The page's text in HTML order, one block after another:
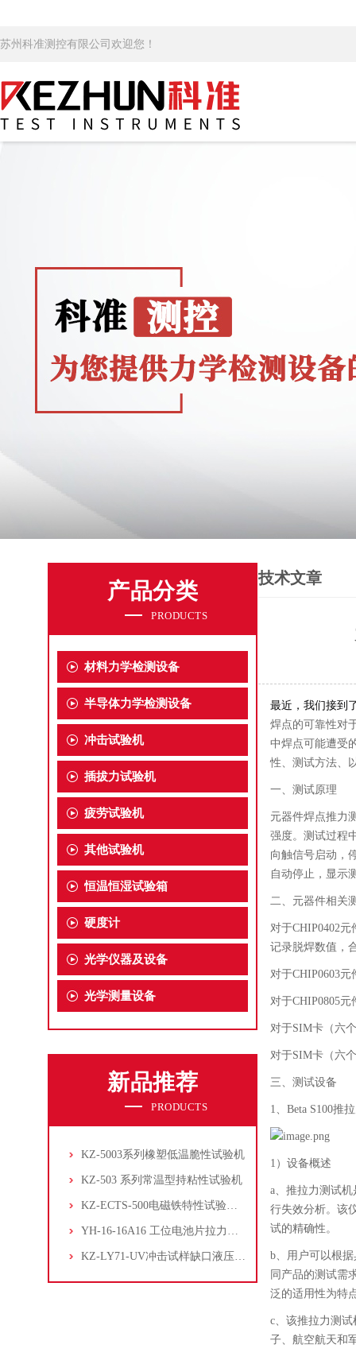
苏州科准测控有限公司欢迎您！
产品分类
PRODUCTS
材料力学检测设备
半导体力学检测设备
冲击试验机
插拔力试验机
疲劳试验机
其他试验机
恒温恒湿试验箱
硬度计
光学仪器及设备
光学测量设备
新品推荐
PRODUCTS
KZ-5003系列橡塑低温脆性试验机
KZ-503 系列常温型持粘性试验机
KZ-ECTS-500电磁铁特性试验系统
YH-16-16A16 工位电池片拉力试验机
KZ-LY71-UV冲击试样缺口液压拉床
技术文章
最近，我们接到
焊点的可靠性对
中焊点可能遭受
性、测试方法、
一、 测试原理
元器件焊点推力
强度。测试过程
向触信号启动，
自动停止，显示
二、元器件相关
对于CHIP0402
记录脱焊数值，
对于CHIP0603
对于CHIP0805
对于SIM卡（六
对于SIM卡（六
三、测试设备
1、 Beta S100推
1）设备概述
a、推拉力测试
行失效分析。该
试的精确性。
b、用户可以根
同产品的测试需
泛的适用性为特
c、该推拉力测
子、航空航天和